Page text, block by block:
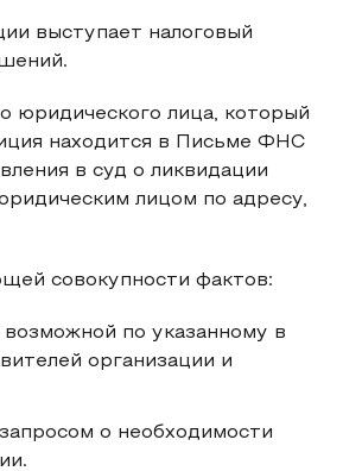
выступает налоговый
юридического лица, который
находится в Письме ФНС
в суд о ликвидации
лицом по адресу,
совокупности фактов:
по указанному в
организации и
о необходимости